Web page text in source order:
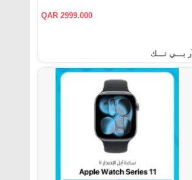
QAR 2999.000
آر بـــي تـــك